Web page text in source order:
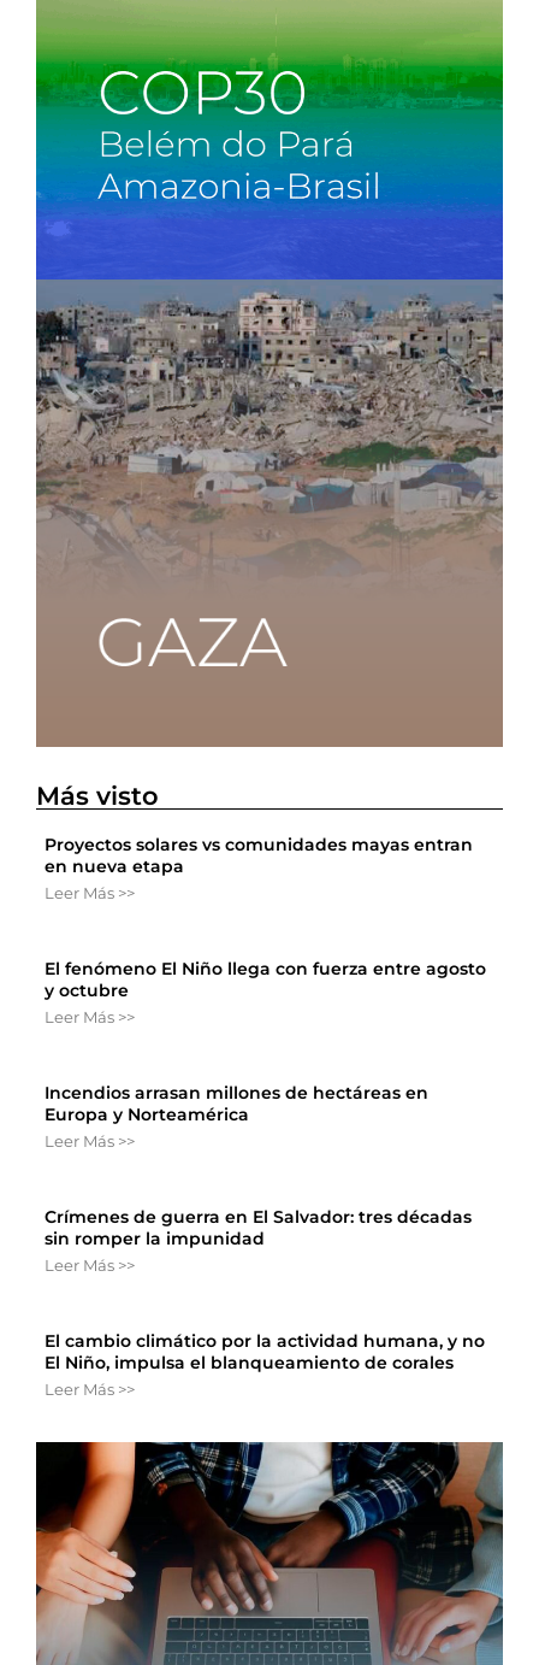
Más visto
Proyectos solares vs comunidades mayas entran
en nueva etapa
Leer Más >>
El fenómeno El Niño llega con fuerza entre agosto
y octubre
Leer Más >>
Incendios arrasan millones de hectáreas en
Europa y Norteamérica
Leer Más >>
Crímenes de guerra en El Salvador: tres décadas
sin romper la impunidad
Leer Más >>
El cambio climático por la actividad humana, y no
El Niño, impulsa el blanqueamiento de corales
Leer Más >>